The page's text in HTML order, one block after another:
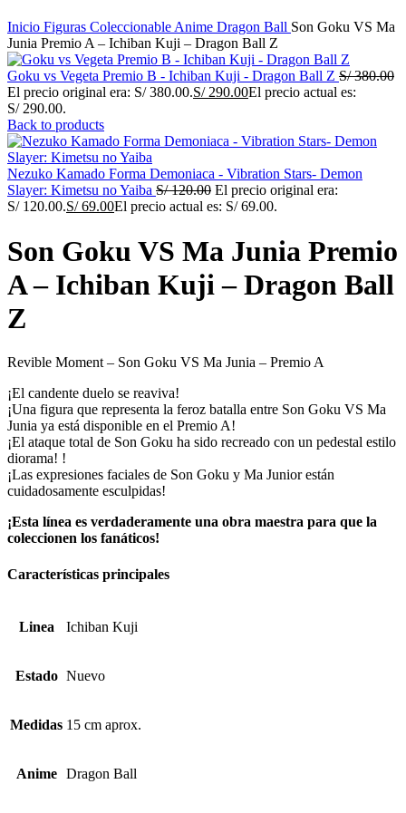
Inicio Figuras Coleccionable Anime Dragon Ball Son Goku VS Ma
Junia Premio A – Ichiban Kuji – Dragon Ball Z
Goku vs Vegeta Premio B - Ichiban Kuji - Dragon Ball Z S/380.00
El precio original era: S/ 380.00.S/290.00El precio actual es:
S/ 290.00.
Back to products
Nezuko Kamado Forma Demoniaca - Vibration Stars- Demon
Slayer: Kimetsu no Yaiba S/120.00 El precio original era:
S/ 120.00.S/69.00El precio actual es: S/ 69.00.
Son Goku VS Ma Junia Premio
A – Ichiban Kuji – Dragon Ball
Z
Revible Moment – Son Goku VS Ma Junia – Premio A
¡El candente duelo se reaviva!
¡Una figura que representa la feroz batalla entre Son Goku VS Ma
Junia ya está disponible en el Premio A!
¡El ataque total de Son Goku ha sido recreado con un pedestal estilo
diorama! !
¡Las expresiones faciales de Son Goku y Ma Junior están
cuidadosamente esculpidas!
¡Esta línea es verdaderamente una obra maestra para que la
coleccionen los fanáticos!
Características principales
Linea Ichiban Kuji
Estado Nuevo
Medidas 15 cm aprox.
Anime Dragon Ball